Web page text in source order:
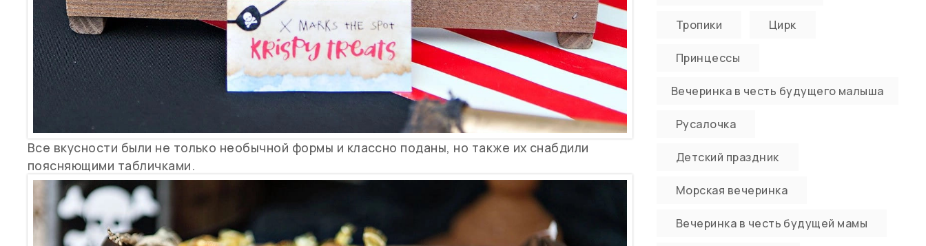
Все вкусности были не только необычной формы и классно поданы, но также их снабдили
поясняющими табличками.
Тропики Цирк
Принцессы
Вечеринка в честь будущего малыша
Русалочка
Детский праздник
Морская вечеринка
Вечеринка в честь будущей мамы